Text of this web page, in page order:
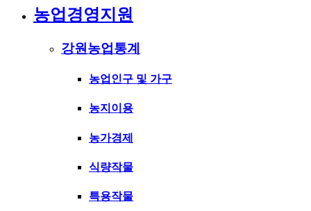
농업경영지원
강원농업통계
농업인구 및 가구
농지이용
농가경제
식량작물
특용작물